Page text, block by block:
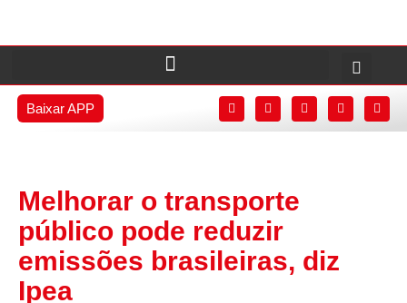
Baixar APP
Melhorar o transporte
público pode reduzir
emissões brasileiras, diz
Ipea